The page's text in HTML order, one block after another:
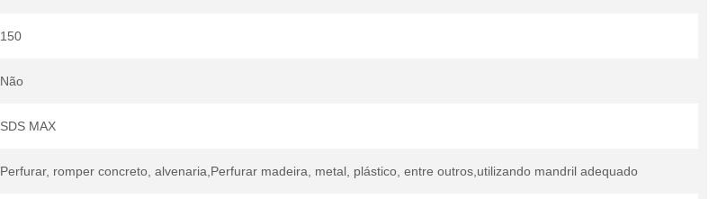
150
Não
SDS MAX
Perfurar, romper concreto, alvenaria,Perfurar madeira, metal, plástico, entre outros,utilizando mandril adequado